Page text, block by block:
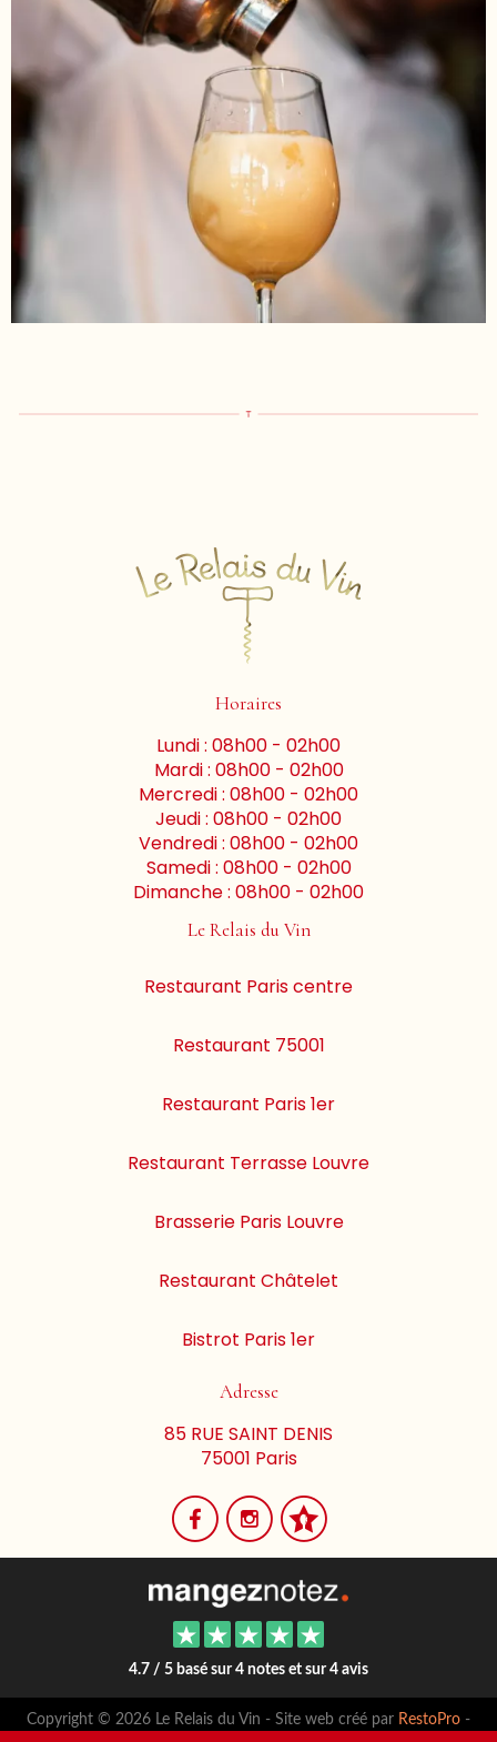
Horaires
Lundi : 08h00 - 02h00
Mardi : 08h00 - 02h00
Mercredi : 08h00 - 02h00
Jeudi : 08h00 - 02h00
Vendredi : 08h00 - 02h00
Samedi : 08h00 - 02h00
Dimanche : 08h00 - 02h00
Le Relais du Vin
Restaurant Paris centre
Restaurant 75001
Restaurant Paris 1er
Restaurant Terrasse Louvre
Brasserie Paris Louvre
Restaurant Châtelet
Bistrot Paris 1er
Adresse
85 RUE SAINT DENIS
75001 Paris
4.7 / 5 basé sur 4 notes et sur 4 avis
Copyright © 2026 Le Relais du Vin - Site web créé par RestoPro -